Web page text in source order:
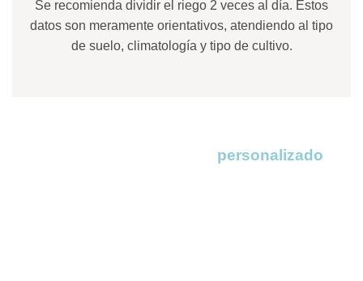
Se recomienda dividir el riego 2 veces al día. Estos
datos son meramente orientativos, atendiendo al tipo
de suelo, climatología y tipo de cultivo.
personalizado